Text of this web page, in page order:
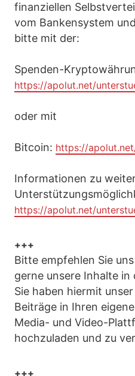
finanziellen
vom Bankensystem
bitte mit der:
Spenden-
https://apolut.net/
oder mit
Bitcoin: https://
Informationen zu
https://apolut.net/
+++
Bitte empfehlen Sie
gerne unsere Inhalte in
Sie haben hiermit
Beiträge in Ihren
Media- und Video-
hochzuladen und zu
+++